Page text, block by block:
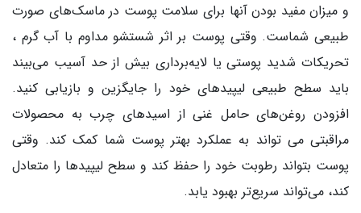
و میزان مفید بودن آنها برای سلامت پوست در ماسک‌های صورت
طبیعی شماست. وقتی پوست بر اثر شستشو مداوم با آب گرم ،
تحریکات شدید پوستی یا لایه‌برداری بیش از حد آسیب می‌بیند
باید سطح طبیعی لیپیدهای خود را جایگزین و بازیابی کنید.
افزودن روغن‌های حامل غنی از اسیدهای چرب به محصولات
مراقبتی می تواند به عملکرد بهتر پوست شما کمک کند. وقتی
پوست بتواند رطوبت خود را حفظ کند و سطح لیپیدها را متعادل
کند، می‌تواند سریع‌تر بهبود یابد.